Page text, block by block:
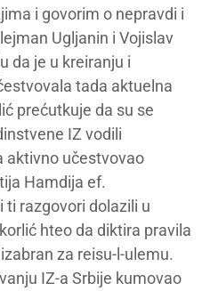
i govorim o nepravdi i
Ugljanin i Vojislav
da je u kreiranju i
tada aktuelna
prećutkuje da su se
IZ vodili
aktivno učestvovao
Hamdija ef.
ti razgovori dolazili u
hteo da diktira pravila
za reisu-l-ulemu.
IZ-a Srbije kumovao